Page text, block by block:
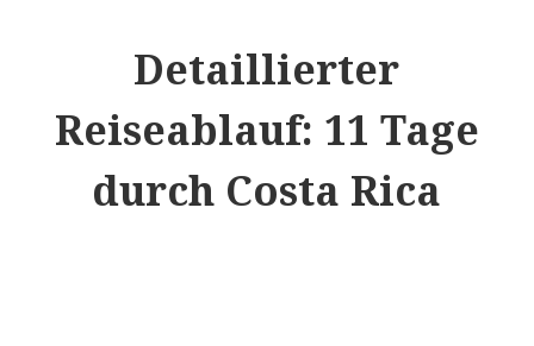
Detaillierter
Reiseablauf: 11 Tage
durch Costa Rica